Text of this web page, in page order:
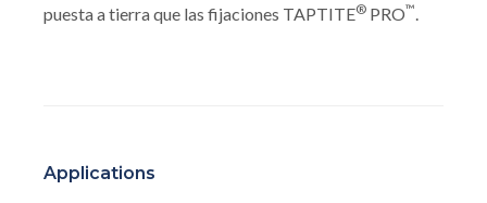
puesta a tierra que las fijaciones TAPTITE® PRO™.
Applications